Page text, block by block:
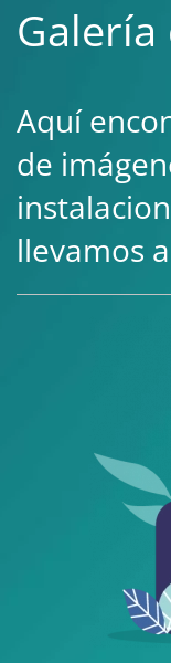
Galería
Aquí
de
llevamos